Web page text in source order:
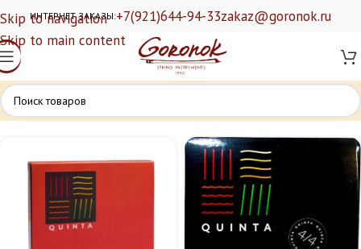
Skip to navigation
Skip to main content
ИНТЕРНЕТ ЗАКАЗЫ:+7(921)644-94-33zakaz@goronok.ru